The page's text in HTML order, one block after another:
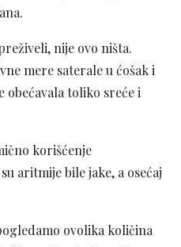
nije ovo ništa.
mere saterale u ćošak i
obećavala toliko sreće i
korišćenje
aritmije bile jake, a osećaj
ovolika količina